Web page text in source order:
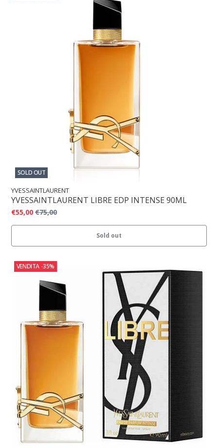
SOLD OUT
YVESSAINTLAURENT
YVESSAINTLAURENT LIBRE EDP INTENSE 90ML
€55,00 €75,00
Sold out
VENDITA -35%